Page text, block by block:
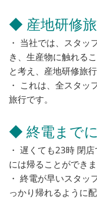
◆ 産地研修
・ 当社では、スタッ
き、生産物に触れる
と考え、産地研修旅
・ これは、全スタッ
旅行です。
◆ 終電まで
・ 遅くても23時 閉
には帰ることができま
・ 終電が早いスタッ
っかり帰れるように